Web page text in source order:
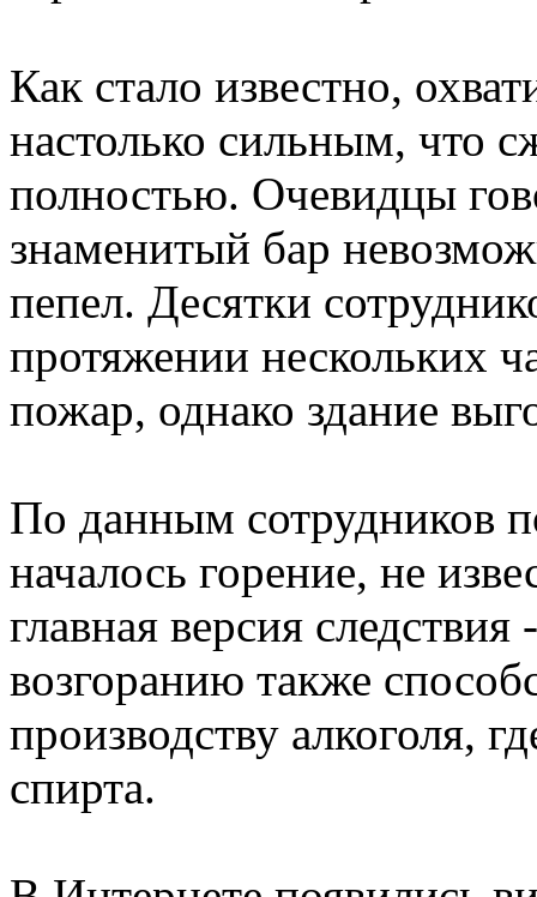
Как стало известно,
настолько сильным, что
полностью. Очевидцы
знаменитый бар
пепел. Десятки
протяжении нескольких
пожар, однако здание
По данным сотрудников
началось горение, не
главная версия
возгоранию также
производству алкоголя,
спирта.